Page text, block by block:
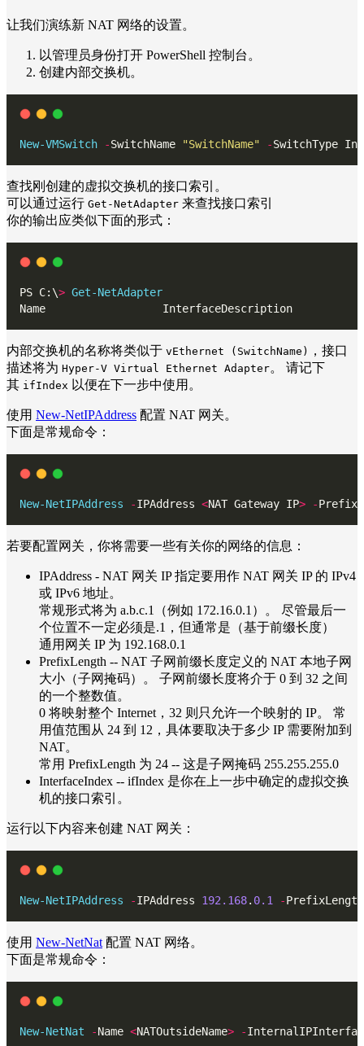
让我们演练新 NAT 网络的设置。
以管理员身份打开 PowerShell 控制台。
创建内部交换机。
New-VMSwitch -SwitchName "SwitchName" -SwitchType
查找刚创建的虚拟交换机的接口索引。
可以通过运行 Get-NetAdapter 来查找接口索引
你的输出应类似下面的形式：
PS C:\> Get-NetAdapter
Name                  InterfaceDescription
内部交换机的名称将类似于 vEthernet (SwitchName)
，接口
描述将为 Hyper-V Virtual Ethernet Adapter。 请记下
其 ifIndex 以便在下一步中使用。
使用 New-NetIPAddress 配置 NAT 网关。
下面是常规命令：
New-NetIPAddress -IPAddress <NAT Gateway IP> -
若要配置网关，你将需要一些有关你的网络的信息：
IPAddress - NAT 网关 IP 指定要用作 NAT 网关 IP 的 IPv4
或 IPv6 地址。
常规形式将为 a.b.c.1（例如 172.16.0.1）。 尽管最后一
个位置不一定必须是.1，但通常是（基于前缀长度）
通用网关 IP 为 192.168.0.1
PrefixLength -- NAT 子网前缀长度定义的 NAT 本地子网
大小（子网掩码）。 子网前缀长度将介于 0 到 32 之间
的一个整数值。
0 将映射整个 Internet，32 则只允许一个映射的 IP。 常
用值范围从 24 到 12，具体要取决于多少 IP 需要附加到
NAT。
常用 PrefixLength 为 24 -- 这是子网掩码 255.255.255.0
InterfaceIndex -- ifIndex 是你在上一步中确定的虚拟交换
机的接口索引。
运行以下内容来创建 NAT 网关：
New-NetIPAddress -IPAddress 192.168. 0.1 -
使用 New-NetNat 配置 NAT 网络。
下面是常规命令：
New-NetNat -Name <NATOutsideName> -